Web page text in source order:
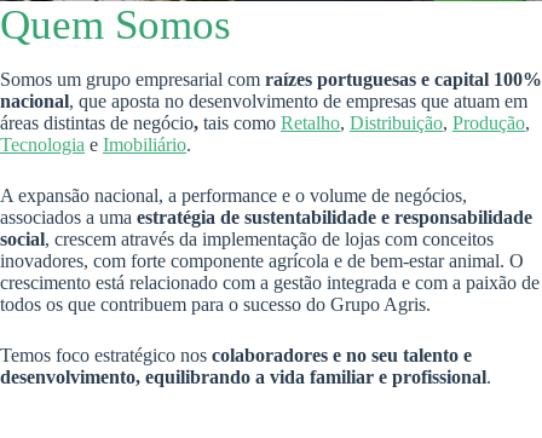
Quem Somos
Somos um grupo empresarial com raízes portuguesas e capital 100%
nacional, que aposta no desenvolvimento de empresas que atuam em
áreas distintas de negócio, tais como Retalho, Distribuição, Produção,
Tecnologia e Imobiliário.
A expansão nacional, a performance e o volume de negócios,
associados a uma estratégia de sustentabilidade e responsabilidade
social, crescem através da implementação de lojas com conceitos
inovadores, com forte componente agrícola e de bem-estar animal. O
crescimento está relacionado com a gestão integrada e com a paixão de
todos os que contribuem para o sucesso do Grupo Agris.
Temos foco estratégico nos colaboradores e no seu talento e
desenvolvimento, equilibrando a vida familiar e profissional.